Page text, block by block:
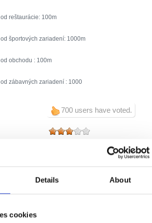
Details About
cookies
reštaurácie: 100
športových zariadení: 1000
obchodu : 100
zábavných zariadení : 1000
700 users have voted.